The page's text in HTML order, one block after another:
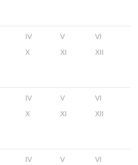
IV V
VI
X XI XII
IV V
VI
X XI XII
IV V
VI